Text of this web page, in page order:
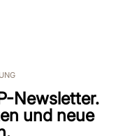
Newsletter.
und neue